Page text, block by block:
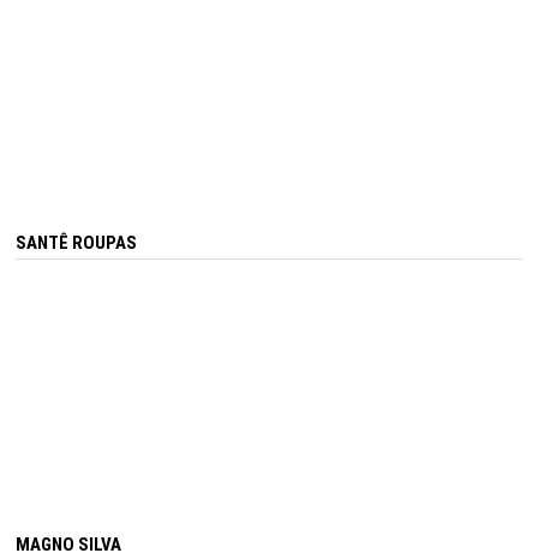
SANTÊ ROUPAS
MAGNO SILVA